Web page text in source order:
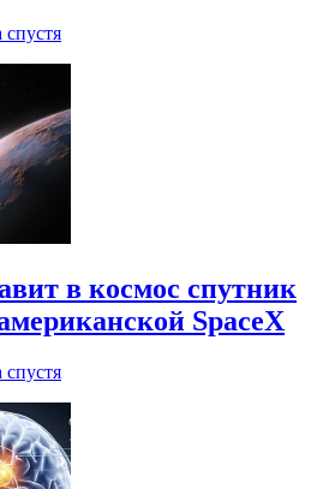
спустя
в космос спутник
SpaceX
спустя